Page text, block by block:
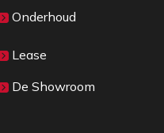
Onderhoud
Lease
De Showroom